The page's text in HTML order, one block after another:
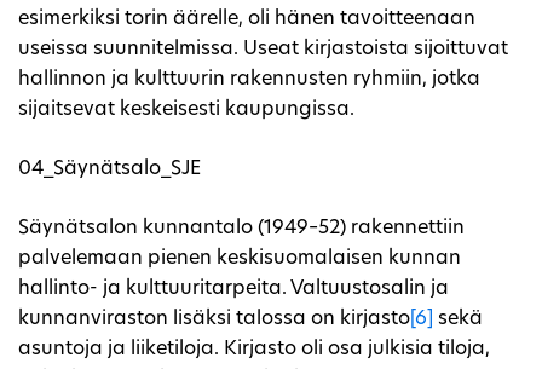
esimerkiksi torin äärelle, oli hänen tavoitteenaan
useissa suunnitelmissa. Useat kirjastoista sijoittuvat
hallinnon ja kulttuurin rakennusten ryhmiin, jotka
sijaitsevat keskeisesti kaupungissa.
04_Säynätsalo_SJE
Säynätsalon kunnantalo (1949–52) rakennettiin
palvelemaan pienen keskisuomalaisen kunnan
hallinto- ja kulttuuritarpeita. Valtuustosalin ja
kunnanviraston lisäksi talossa on kirjasto [6]
sekä
asuntoja ja liiketiloja. Kirjasto oli osa julkisia tiloja,